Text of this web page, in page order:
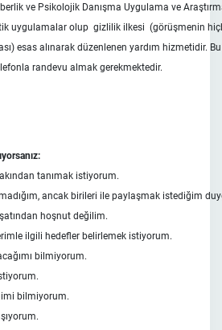
ve Psikolojik Danışma Uygulama ve
uygulamalar olup gizlilik ilkesi (görüşmenin
esas alınarak düzenlenen yardım hizmetidir.
randevu almak gerekmektedir.
tanımak istiyorum.
ancak birileri ile paylaşmak istediğim
hoşnut değilim.
ilgili hedefler belirlemek istiyorum.
bilmiyorum.
bilmiyorum.